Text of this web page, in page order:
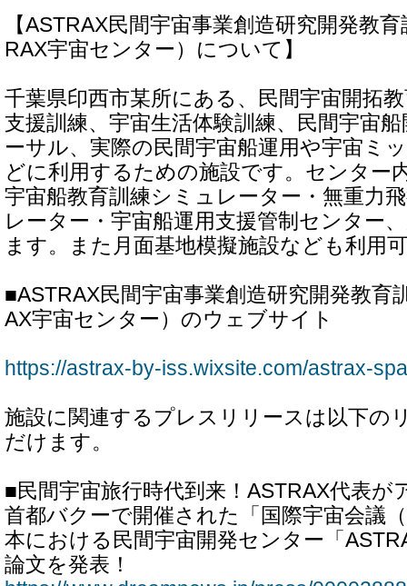
【ASTRAX民間宇宙事業創造研究開発教
RAX宇宙センター）について】
千葉県印西市某所にある、民間宇宙開拓
支援訓練、宇宙生活体験訓練、民間宇宙
ーサル、実際の民間宇宙船運用や宇宙ミ
どに利用するための施設です。センター
宇宙船教育訓練シミュレーター・無重力
レーター・宇宙船運用支援管制センター
ます。また月面基地模擬施設なども利用
■ASTRAX民間宇宙事業創造研究開発教育
AX宇宙センター）のウェブサイト
https://astrax-by-iss.wixsite.com/astrax-
施設に関連するプレスリリースは以下の
だけます。
■民間宇宙旅行時代到来！ASTRAX代表
首都バクーで開催された「国際宇宙会議
本における民間宇宙開発センター「
論文を発表！